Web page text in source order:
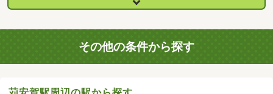
その他の条件から探す